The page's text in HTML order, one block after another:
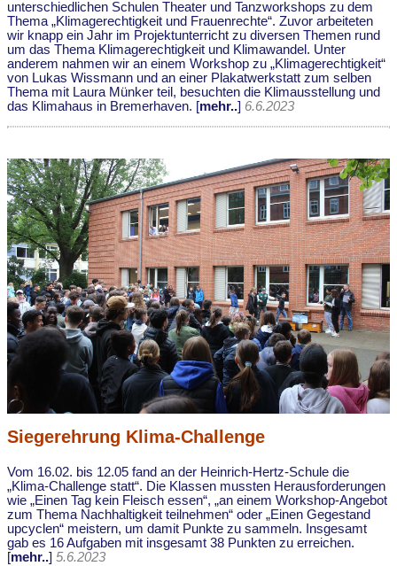
unterschiedlichen Schulen Theater und Tanzworkshops zu dem
Thema „Klimagerechtigkeit und Frauenrechte“. Zuvor arbeiteten
wir knapp ein Jahr im Projektunterricht zu diversen Themen rund
um das Thema Klimagerechtigkeit und Klimawandel. Unter
anderem nahmen wir an einem Workshop zu „Klimagerechtigkeit“
von Lukas Wissmann und an einer Plakatwerkstatt zum selben
Thema mit Laura Münker teil, besuchten die Klimausstellung und
das Klimahaus in Bremerhaven. [mehr..] 6.6.2023
Siegerehrung Klima-Challenge
Vom 16.02. bis 12.05 fand an der Heinrich-Hertz-Schule die
„Klima-Challenge statt“. Die Klassen mussten Herausforderungen
wie „Einen Tag kein Fleisch essen“, „an einem Workshop-Angebot
zum Thema Nachhaltigkeit teilnehmen“ oder „Einen Gegestand
upcyclen“ meistern, um damit Punkte zu sammeln. Insgesamt
gab es 16 Aufgaben mit insgesamt 38 Punkten zu erreichen.
[mehr..] 5.6.2023